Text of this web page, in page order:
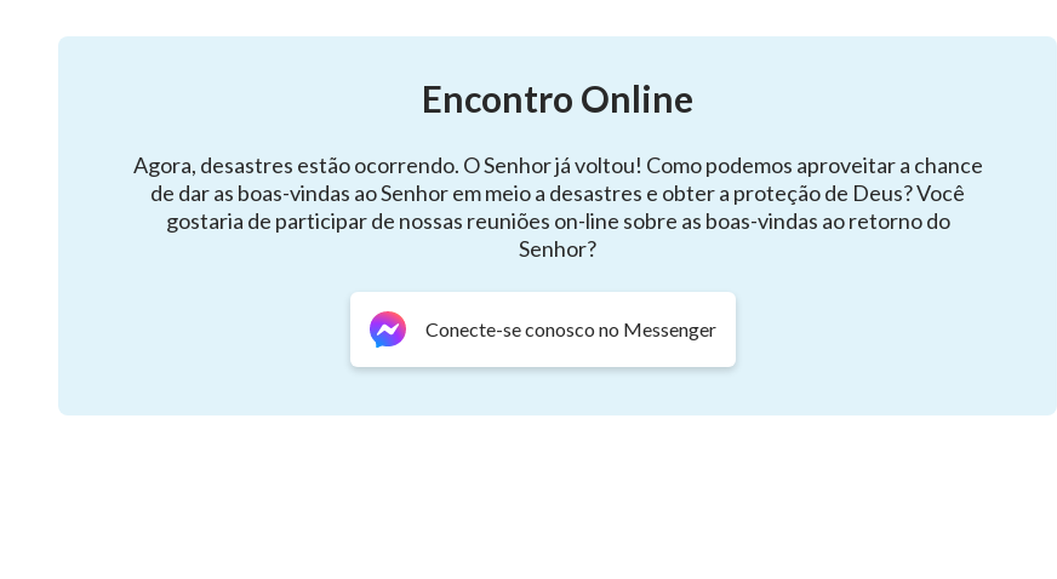
Encontro Online
Agora, desastres estão ocorrendo. O Senhor já voltou! Como podemos aproveitar a chance
de dar as boas-vindas ao Senhor em meio a desastres e obter a proteção de Deus? Você
gostaria de participar de nossas reuniões on-line sobre as boas-vindas ao retorno do
Senhor?
Conecte-se conosco no Messenger